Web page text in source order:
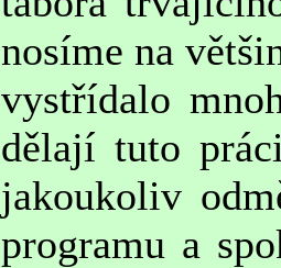
nosíme na
vystřídalo
dělají tuto
jakoukoliv
programu a